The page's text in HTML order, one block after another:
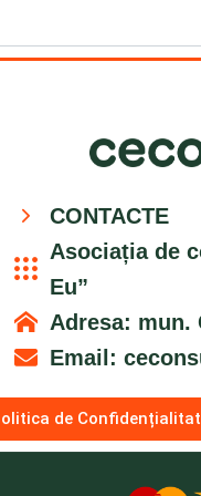
CONTACTE
Asociația de
Eu”
Adresa: mun.
Email:
de